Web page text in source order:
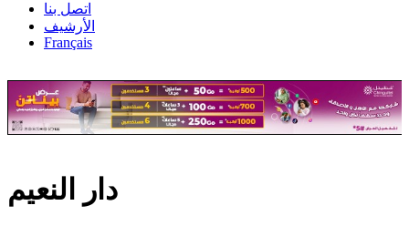
اتصل بنا
الأرشيف
Français
دار النعيم